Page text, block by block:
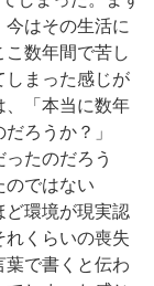
はその生活に
数年間で苦し
しまった感じが
、「本当に数年
ろうか？」
たのだろう
のではない
ど環境が現実認
くらいの喪失
葉で書くと伝わ